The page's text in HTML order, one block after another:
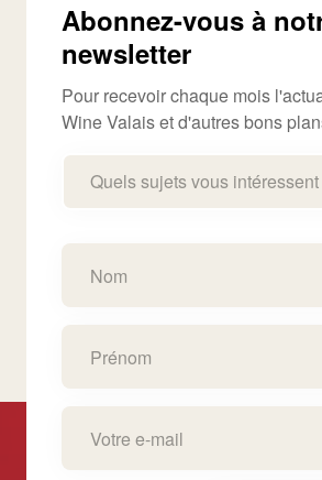
Abonnez-vous à
newsletter
Pour recevoir chaque mois
Wine Valais et d'autres bons
Quels sujets vous intéressent